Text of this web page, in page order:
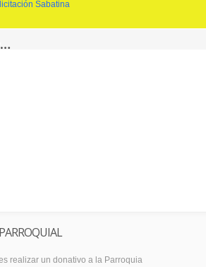
Sabatina
realizar un donativo a la Parroquia